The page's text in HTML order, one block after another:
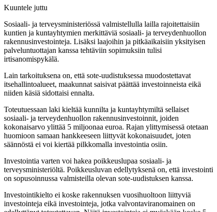
Kuuntele juttu
Sosiaali- ja terveysministeriössä valmistellulla lailla rajoitettaisiin
kuntien ja kuntayhtymien merkittäviä sosiaali- ja terveydenhuollon
rakennusinvestointeja. Lisäksi laajoihin ja pitkäaikaisiin yksityisen
palveluntuottajan kanssa tehtäviin sopimuksiin tulisi
irtisanomispykälä.
Lain tarkoituksena on, että sote-uudistuksessa muodostettavat
itsehallintoalueet, maakunnat saisivat päättää investoinneista eikä
niiden käsiä sidottaisi ennalta.
Toteutuessaan laki kieltää kunnilta ja kuntayhtymiltä sellaiset
sosiaali- ja terveydenhuollon rakennusinvestoinnit, joiden
kokonaisarvo ylittää 5 miljoonaa euroa. Rajan ylittymisessä otetaan
huomioon samaan hankkeeseen liittyvät kokonaisuudet, joten
säännöstä ei voi kiertää pilkkomalla investointia osiin.
Investointia varten voi hakea poikkeuslupaa sosiaali- ja
terveysministeriöltä. Poikkeusluvan edellytyksenä on, että investointi
on sopusoinnussa valmisteilla olevan sote-uudistuksen kanssa.
Investointikielto ei koske rakennuksen vuosihuoltoon liittyviä
investointeja eikä investointeja, jotka valvontaviranomainen on